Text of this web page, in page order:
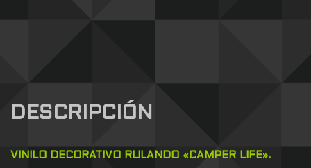
DESCRIPCIÓN
VINILO DECORATIVO RULANDO «CAMPER LIFE».